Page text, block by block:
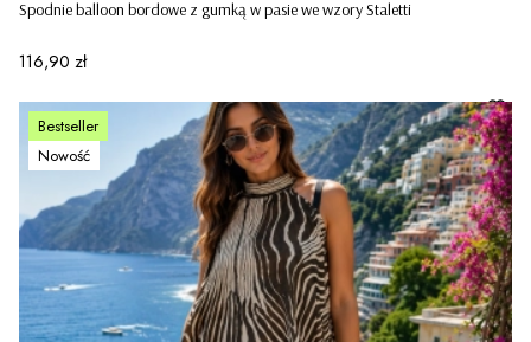
Spodnie balloon bordowe z gumką w pasie we wzory Staletti
Cena
116,90 zł
Bestseller
Nowość